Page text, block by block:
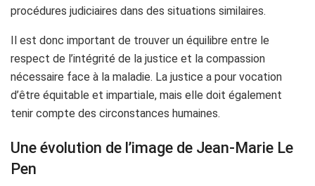
procédures judiciaires dans des situations similaires.
Il est donc important de trouver un équilibre entre le
respect de l’intégrité de la justice et la compassion
nécessaire face à la maladie. La justice a pour vocation
d’être équitable et impartiale, mais elle doit également
tenir compte des circonstances humaines.
Une évolution de l’image de Jean-Marie Le
Pen